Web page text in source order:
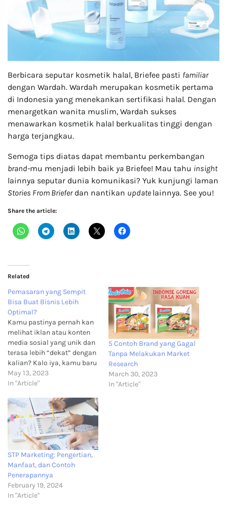
Berbicara seputar kosmetik halal, Briefee pasti familiar
dengan Wardah. Wardah merupakan kosmetik pertama
di Indonesia yang menekankan sertifikasi halal. Dengan
menargetkan wanita muslim, Wardah sukses
menawarkan kosmetik halal berkualitas tinggi dengan
harga terjangkau.
Semoga tips diatas dapat membantu perkembangan
brand-mu menjadi lebih baik ya Briefee! Mau tahu insight
lainnya seputar dunia komunikasi? Yuk kunjungi laman
Stories From Brieferdan nantikan update lainnya. See you!
Share the article:
Related
Pemasaran yang Sempit
Bisa Buat Bisnis Lebih
Optimal?
Kamu pastinya pernah kan
melihat iklan atau konten
media sosial yang unik dan
terasa lebih “dekat” dengan
kalian? Kalo iya, kamu baru
saja melihat salah satu
contoh niche marketing!
Niche marketing adalah
bentuk iklan atau
pemasaran yang sangat
sempit fokus targetnya.
Dengan penggunaan niche
marketing,…
May 13, 2023
In "Article"
5 Contoh Brand yang Gagal
Tanpa Melakukan Market
Research
March 30, 2023
In "Article"
STP Marketing: Pengertian,
Manfaat, dan Contoh
Penerapannya
February 19, 2024
In "Article"